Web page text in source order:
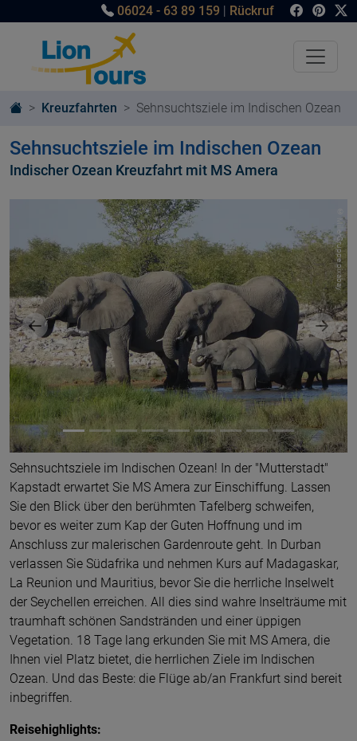
06024 - 63 89 159 | Rückruf
Kreuzfahrten Sehnsuchtsziele im Indischen Ozean
Sehnsuchtsziele im Indischen Ozean
Indischer Ozean Kreuzfahrt mit MS Amera
© MillerGruppe pixabay
Vorheriges Bild
Sehnsuchtsziele im Indischen Ozean! In der "Mutterstadt"
Kapstadt erwartet Sie MS Amera zur Einschiffung. Lassen
Sie den Blick über den berühmten Tafelberg schweifen,
bevor es weiter zum Kap der Guten Hoffnung und im
Anschluss zur malerischen Gardenroute geht. In Durban
verlassen Sie Südafrika und nehmen Kurs auf Madagaskar,
La Reunion und Mauritius, bevor Sie die herrliche Inselwelt
der Seychellen erreichen. All dies sind wahre Inselträume mit
traumhaft schönen Sandstränden und einer üppigen
Vegetation. 18 Tage lang erkunden Sie mit MS Amera, die
Ihnen viel Platz bietet, die herrlichen Ziele im Indischen
Ozean. Und das Beste: die Flüge ab/an Frankfurt sind bereit
inbegriffen.
Reisehighlights: